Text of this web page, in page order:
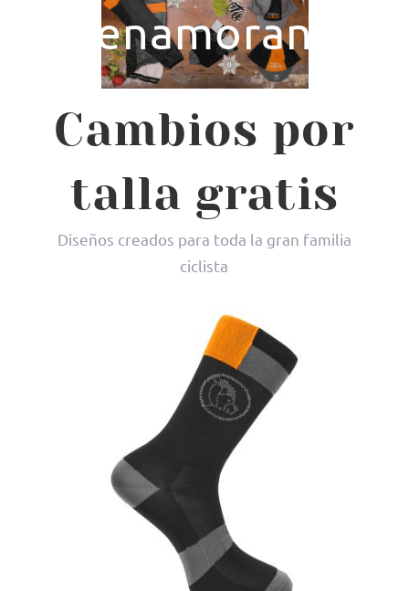
enamoran
Cambios por
talla gratis
Diseños creados para toda la gran familia
ciclista